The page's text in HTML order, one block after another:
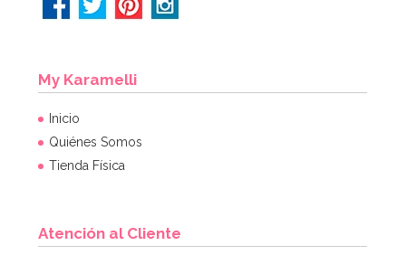
My Karamelli
Inicio
Quiénes Somos
Tienda Física
Atención al Cliente